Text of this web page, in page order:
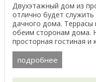
Двухэтажный дом из
отлично будет служить
дачного дома.
обеим сторонам дома.
просторная гостиная и
подробнее